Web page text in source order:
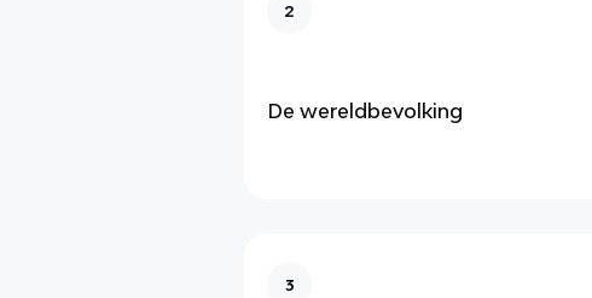
2
De wereldbevolking
3